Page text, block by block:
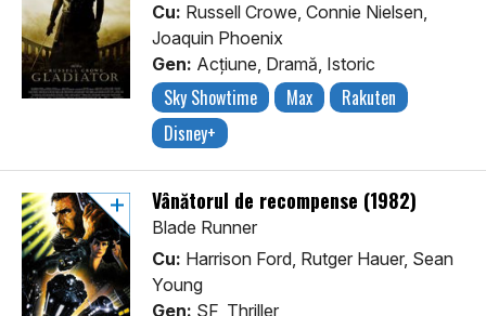
Cu: Russell Crowe, Connie Nielsen,
Joaquin Phoenix
Gen: Acţiune, Dramă, Istoric
Sky Showtime Max
Rakuten
Disney+
Vânătorul de recompense (1982)
Blade Runner
Cu: Harrison Ford, Rutger Hauer, Sean
Young
Gen: SF, Thriller